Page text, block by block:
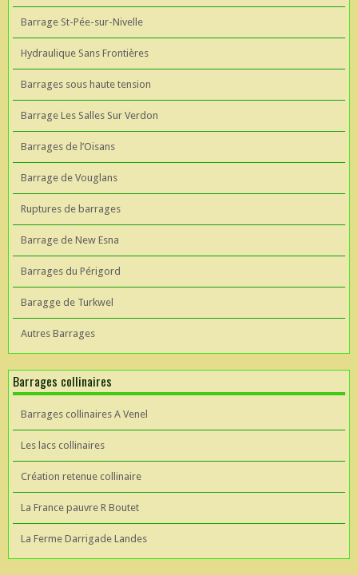
Barrage St-Pée-sur-Nivelle
Hydraulique Sans Frontières
Barrages sous haute tension
Barrage Les Salles Sur Verdon
Barrages de l’Oisans
Barrage de Vouglans
Ruptures de barrages
Barrage de New Esna
Barrages du Périgord
Baragge de Turkwel
Autres Barrages
Barrages collinaires
Barrages collinaires A Venel
Les lacs collinaires
Création retenue collinaire
La France pauvre R Boutet
La Ferme Darrigade Landes